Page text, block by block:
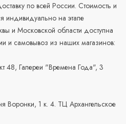
по всей России. Стоимость и
индивидуально на этапе
и Московской области доступна
и самовывоз из наших магазинов:
48, Галереи "Времена Года", 3
Воронки, 1 к. 4. ТЦ Архангельское